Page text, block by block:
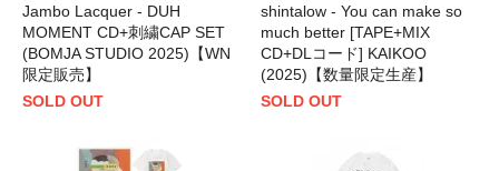
Jambo Lacquer - DUH
MOMENT CD+刺繍CAP SET
(BOMJA STUDIO 2025)【WN
限定販売】
SOLD OUT
shintalow - You can make so
much better [TAPE+MIX
CD+DLコード] KAIKOO
(2025)【数量限定生産】
SOLD OUT